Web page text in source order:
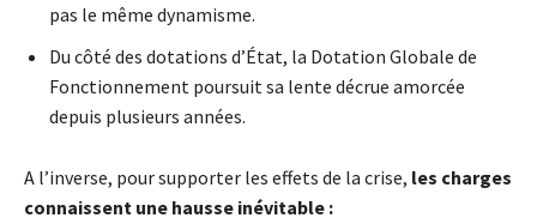
pas le même dynamisme.
Du côté des dotations d’État, la Dotation Globale de
Fonctionnement poursuit sa lente décrue amorcée
depuis plusieurs années.
A l’inverse, pour supporter les effets de la crise, les charges
connaissent une hausse inévitable :